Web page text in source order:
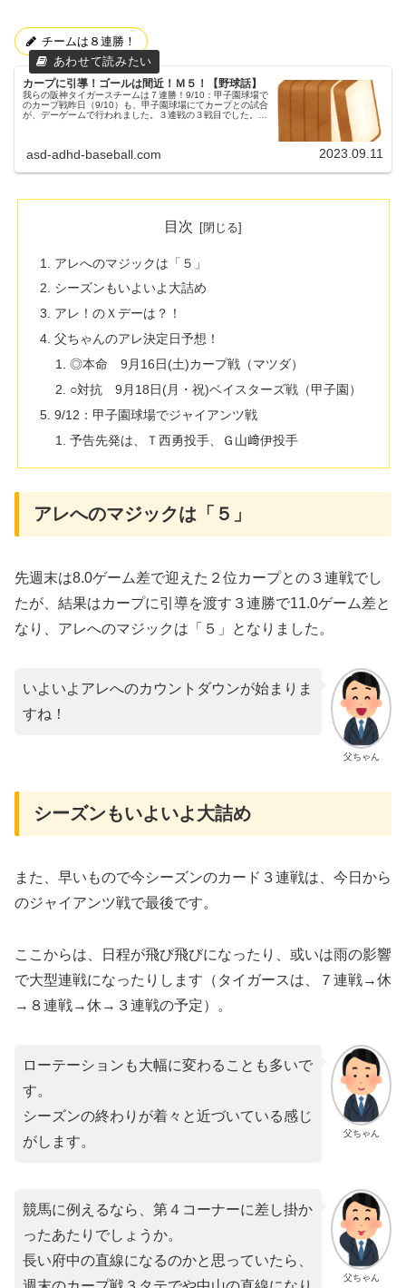
チームは８連勝！
カープに引導！ゴールは間近！Ｍ５！【野球話】
我らの阪神タイガースチームは７連勝！9/10：甲子園球場で
のカープ戦昨日（9/10）も、甲子園球場にてカープとの試合
が、デーゲームで行われました。３連戦の３戦目でした。両
asd-adhd-baseball.com 2023.09.11
目次
アレへのマジックは「５」
シーズンもいよいよ大詰め
アレ！のＸデーは？！
父ちゃんのアレ決定日予想！
◎本命 9月16日(土)カープ戦（マツダ）
○対抗 9月18日(月・祝)ベイスターズ戦（甲子園）
9/12：甲子園球場でジャイアンツ戦
予告先発は、Ｔ西勇投手、Ｇ山﨑伊投手
アレへのマジックは「５」
先週末は8.0ゲーム差で迎えた２位カープとの３連戦でし
たが、結果はカープに引導を渡す３連勝で11.0ゲーム差と
なり、アレへのマジックは「５」となりました。
父ちゃん
いよいよアレへのカウントダウンが始まりま
すね！
シーズンもいよいよ大詰め
また、早いもので今シーズンのカード３連戦は、今日から
のジャイアンツ戦で最後です。
ここからは、日程が飛び飛びになったり、或いは雨の影響
で大型連戦になったりします（タイガースは、７連戦→休
→８連戦→休→３連戦の予定）。
父ちゃん
ローテーションも大幅に変わることも多いで
す。
シーズンの終わりが着々と近づいている感じ
がします。
父ちゃん
競馬に例えるなら、第４コーナーに差し掛か
ったあたりでしょうか。
長い府中の直線になるのかと思っていたら、